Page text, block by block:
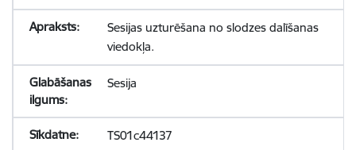
Sesijas uzturēšana no slodzes dalīšanas
viedokļa.
Sesija
TS01c44137